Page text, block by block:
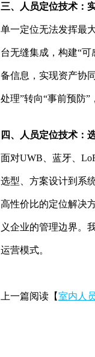
三、人员定位技术：
单一定位无法发挥最
台无缝集成，构建“
备信息，实现资产协
处理”转向“事前预防”
四、人员定位技术：
面对UWB、蓝牙、
选型、方案设计到系
高性价比的定位解决
义企业的管理边界。
运营模式。
上一篇阅读【室内人